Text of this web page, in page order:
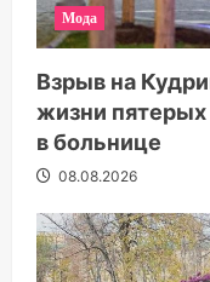
Мода
Взрыв на
жизни
в больнице
08.08.2026